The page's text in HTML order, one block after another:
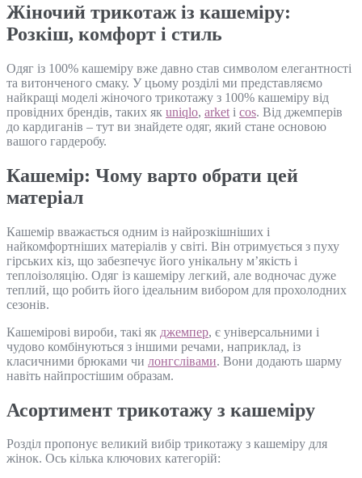
Жіночий трикотаж із кашеміру:
Розкіш, комфорт і стиль
Одяг із 100% кашеміру вже давно став символом елегантності
та витонченого смаку. У цьому розділі ми представляємо
найкращі моделі жіночого трикотажу з 100% кашеміру від
провідних брендів, таких як uniqlo, arket і cos. Від джемперів
до кардиганів – тут ви знайдете одяг, який стане основою
вашого гардеробу.
Кашемір: Чому варто обрати цей
матеріал
Кашемір вважається одним із найрозкішніших і
найкомфортніших матеріалів у світі. Він отримується з пуху
гірських кіз, що забезпечує його унікальну м’якість і
теплоізоляцію. Одяг із кашеміру легкий, але водночас дуже
теплий, що робить його ідеальним вибором для прохолодних
сезонів.
Кашемірові вироби, такі як джемпер, є універсальними і
чудово комбінуються з іншими речами, наприклад, із
класичними брюками чи лонгслівами. Вони додають шарму
навіть найпростішим образам.
Асортимент трикотажу з кашеміру
Розділ пропонує великий вибір трикотажу з кашеміру для
жінок. Ось кілька ключових категорій: